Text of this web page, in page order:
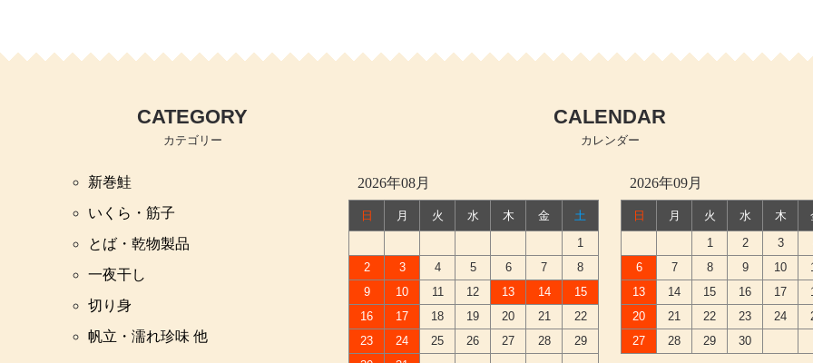
CATEGORY
カテゴリー
新巻鮭
いくら・筋子
とば・乾物製品
一夜干し
切り身
帆立・濡れ珍味 他
CALENDAR
カレンダー
2026年08月
日 月 火 水 木 金
土
1
2
3 4 5 6 7
8
9
10 11 12 13 14
15
16
17 18 19 20 21
22
23
24 25 26 27 28
29
2026年09月
日 月 火 水 木
1
2 3
6
7 8 9 10
13
14 15 16 17
20
21 22 23 24
27
28 29 30